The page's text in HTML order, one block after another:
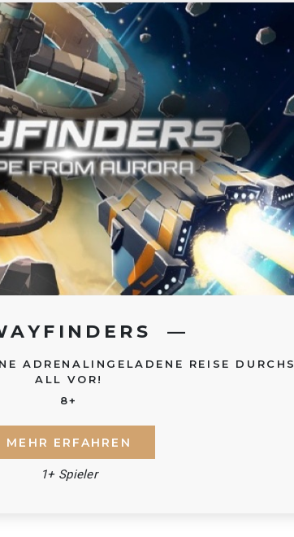
ADRENALINGELADENE REISE DURCHS
ALL VOR!
8+
MEHR ERFAHREN
1+ Spieler